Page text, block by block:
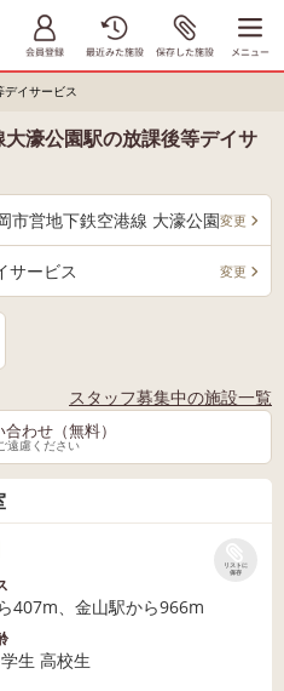
デイサービス
濠公園駅の放課後等デイサ
市営地下鉄空港線 大濠公園変更
サービス 変更
スタッフ募集中の施設一覧
わせ（無料）
遠慮ください
リストに
保存
407m、金山駅から966m
生 高校生